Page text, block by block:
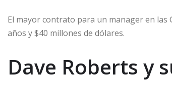
El mayor contrato para un manager en las
años y $40 millones de dólares.
Dave Roberts y